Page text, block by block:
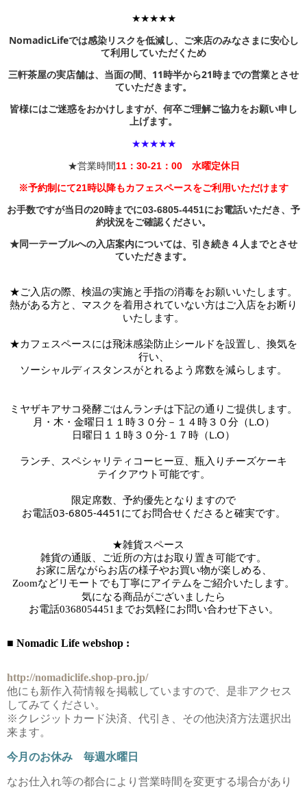
★★★★★
NomadicLifeでは感染リスクを低減し、ご来店のみなさまに安心し
て利用していただくため
三軒茶屋の実店舗は、当面の間、11時半から21時までの営業とさせ
ていただきます。
皆様にはご迷惑をおかけしますが、何卒ご理解ご協力をお願い申し
上げます。
★★★★★
★営業時間11：30-21：00 水曜定休日
※予約制にて21時以降もカフェスペースをご利用いただけます
お手数ですが当日の20時までに03-6805-4451にお電話いただき、予
約状況をご確認ください。
★同一テーブルへの入店案内については、引き続き４人までとさせ
ていただきます。
★ご入店の際、検温の実施と手指の消毒をお願いいたします。
熱がある方と、マスクを着用されていない方はご入店をお断り
いたします。
★カフェスペースには飛沫感染防止シールドを設置し、換気を
行い、
ソーシャルディスタンスがとれるよう席数を減らします。
ミヤザキアサコ発酵ごはんランチは下記の通りご提供します。
月・木・金曜日１１時３０分－１４時３０分（L.O）
日曜日１１時３０分-１７時 （L.O）
ランチ、スペシャリティコーヒー豆、瓶入りチーズケーキ
テイクアウト可能です。
限定席数、予約優先となりますので
お電話03-6805-4451にてお問合せくださると確実です。
★雑貨スペース
雑貨の通販、ご近所の方はお取り置き可能です。
お家に居ながらお店の様子やお買い物が楽しめる、
Zoomなどリモートでも丁寧にアイテムをご紹介いたします。
気になる商品がございましたら
お電話0368054451までお気軽にお問い合わせ下さい。
■ Nomadic Life webshop :
http://nomadiclife.shop-pro.jp/
他にも新作入荷情報を掲載していますので、是非アクセス
してみてください。
※クレジットカード決済、代引き、その他決済方法選択出
来ます。
今月のお休み 毎週水曜日
なお仕入れ等の都合により営業時間を変更する場合があり